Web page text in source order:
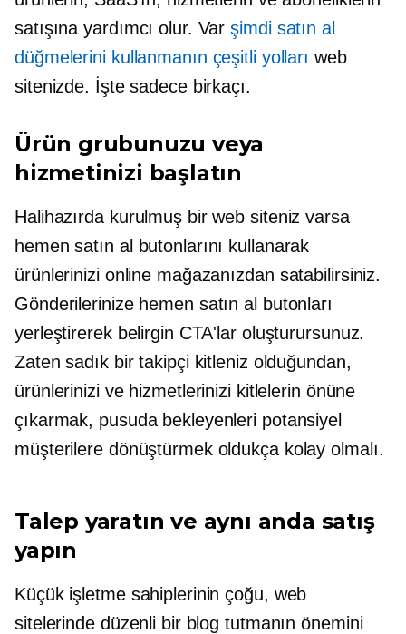
satışına yardımcı olur. Varşimdi satın al
düğmelerini kullanmanın çeşitli yolları web
sitenizde. İşte sadece birkaçı.
Ürün grubunuzu veya
hizmetinizi başlatın
Halihazırda kurulmuş bir web siteniz varsa
hemen satın al butonlarını kullanarak
ürünlerinizi online mağazanızdan satabilirsiniz.
Gönderilerinize hemen satın al butonları
yerleştirerek belirgin CTA'lar oluşturursunuz.
Zaten sadık bir takipçi kitleniz olduğundan,
ürünlerinizi ve hizmetlerinizi kitlelerin önüne
çıkarmak, pusuda bekleyenleri potansiyel
müşterilere dönüştürmek oldukça kolay olmalı.
Talep yaratın ve aynı anda satış
yapın
Küçük işletme sahiplerinin çoğu, web
sitelerinde düzenli bir blog tutmanın önemini